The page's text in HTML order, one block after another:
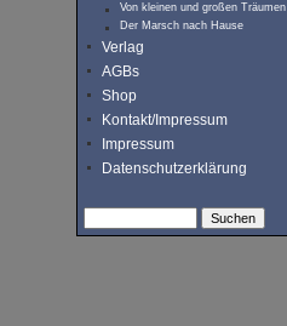
Von kleinen und großen Träumen
Der Marsch nach Hause
Verlag
AGBs
Shop
Kontakt/Impressum
Impressum
Datenschutzerklärung